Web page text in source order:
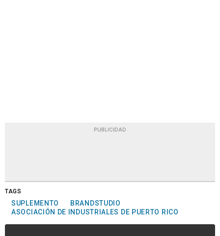
PUBLICIDAD
TAGS
SUPLEMENTO
BRANDSTUDIO
ASOCIACIÓN DE INDUSTRIALES DE PUERTO RICO